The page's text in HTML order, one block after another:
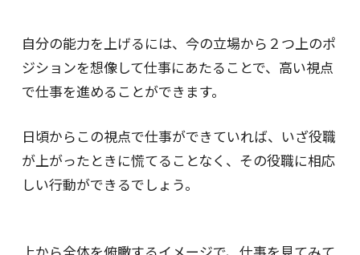
自分の能力を上げるには、今の立場から２つ上のポ
ジションを想像して仕事にあたることで、高い視点
で仕事を進めることができます。
日頃からこの視点で仕事ができていれば、いざ役職
が上がったときに慌てることなく、その役職に相応
しい行動ができるでしょう。